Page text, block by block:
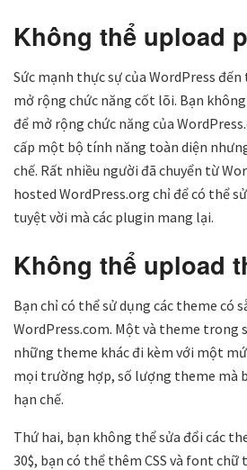
Không thể upload
Sức mạnh thực sự của WordPress
mở rộng chức năng cốt lõi. Bạn
để mở rộng chức năng của
cấp một bộ tính năng toàn diện
chế. Rất nhiều người đã chuyển từ
hosted WordPress.org chỉ để có thể
tuyệt vời mà các plugin mang lại.
Không thể upload
Bạn chỉ có thể sử dụng các theme có
WordPress.com. Một và theme trong
những theme khác đi kèm với một
mọi trường hợp, số lượng theme mà
hạn chế.
Thứ hai, bạn không thể sửa đổi các
30$, bạn có thể thêm CSS và font